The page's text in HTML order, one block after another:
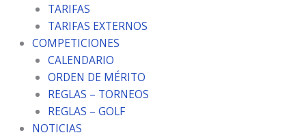
TARIFAS
TARIFAS EXTERNOS
COMPETICIONES
CALENDARIO
ORDEN DE MÉRITO
REGLAS – TORNEOS
REGLAS – GOLF
NOTICIAS